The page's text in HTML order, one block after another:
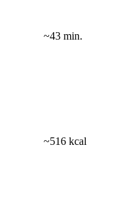
~43 min.
~516 kcal